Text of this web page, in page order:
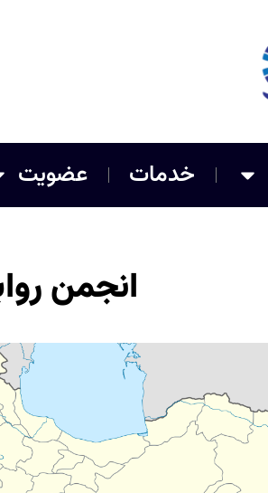
خدمات عضویت
انجمن